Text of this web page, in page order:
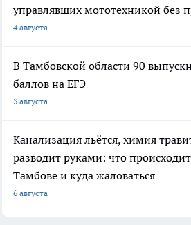
управлявших мототехникой без
4 августа
В Тамбовской области 90
баллов на ЕГЭ
3 августа
Канализация льётся, химия
разводит руками: что
Тамбове и куда жаловаться
6 августа